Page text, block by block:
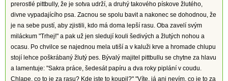
prerostlé pittbully, že je sotva udrží, a druhý takového pískove žlutého,
divne vypadajícího psa. Zacnou se spolu bavit a nakonec se dohodnou, že
je na sebe pustí, aby zjistili, kdo má doma lepší rasu. Oba zavelí svým
miláckum "Trhej!" a pak už jen sledují kouli šedivých a žlutých nohou a
ocasu. Po chvilce se najednou mela utiší a v kaluži krve a hromade chlupu
stojí lehce poškrábaný žlutý pes. Bývalý majitel pittbullu se chytne za hlavu
a lamentuje: "Sakra práce, šedesát papíru a dva roky piplání v coudu.
Chlape, co to je za rasu? Kde jste to koupil?" "Víte, já ani nevím, co je to za